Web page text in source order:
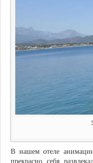
В нашем отеле
прекрасно себя